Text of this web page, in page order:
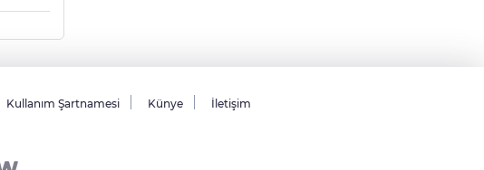
Kullanım Şartnamesi Künye İletişim